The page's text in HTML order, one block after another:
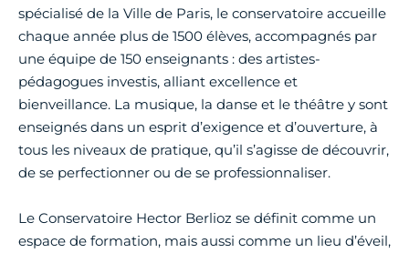
spécialisé de la Ville de Paris, le conservatoire accueille
chaque année plus de 1500 élèves, accompagnés par
une équipe de 150 enseignants : des artistes-
pédagogues investis, alliant excellence et
bienveillance. La musique, la danse et le théâtre y sont
enseignés dans un esprit d’exigence et d’ouverture, à
tous les niveaux de pratique, qu’il s’agisse de découvrir,
de se perfectionner ou de se professionnaliser.
Le Conservatoire Hector Berlioz se définit comme un
espace de formation, mais aussi comme un lieu d’éveil,